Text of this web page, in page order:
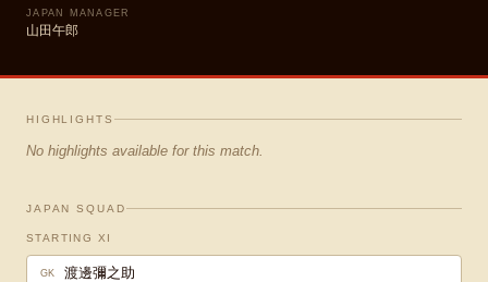
JAPAN MANAGER
山田午郎
HIGHLIGHTS
No highlights available for this match.
JAPAN SQUAD
STARTING XI
GK 渡邊彌之助